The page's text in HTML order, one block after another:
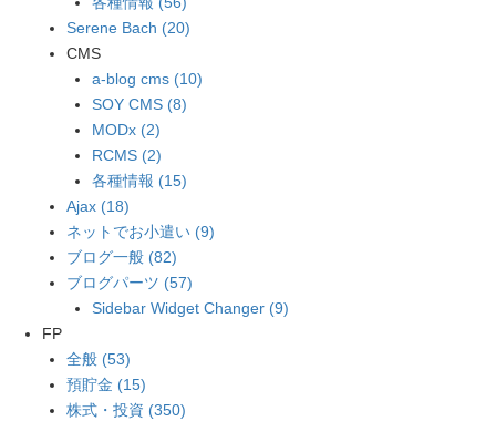
Serene Bach (20)
CMS
a-blog cms (10)
SOY CMS (8)
MODx (2)
RCMS (2)
各種情報 (15)
Ajax (18)
ネットでお小遣い (9)
ブログ一般 (82)
ブログパーツ (57)
Sidebar Widget Changer (9)
FP
全般 (53)
預貯金 (15)
株式・投資 (350)